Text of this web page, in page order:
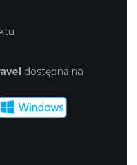
dostępna na